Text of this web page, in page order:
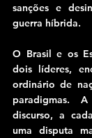
sanções e
guerra híbrida.
O Brasil e os
dois líderes,
ordinário de
paradigmas.
discurso, a
uma disputa